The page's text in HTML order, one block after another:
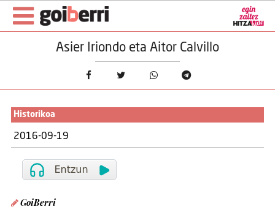
Asier Iriondo eta Aitor Calvillo
Historikoa
2016-09-19
GoiBerri